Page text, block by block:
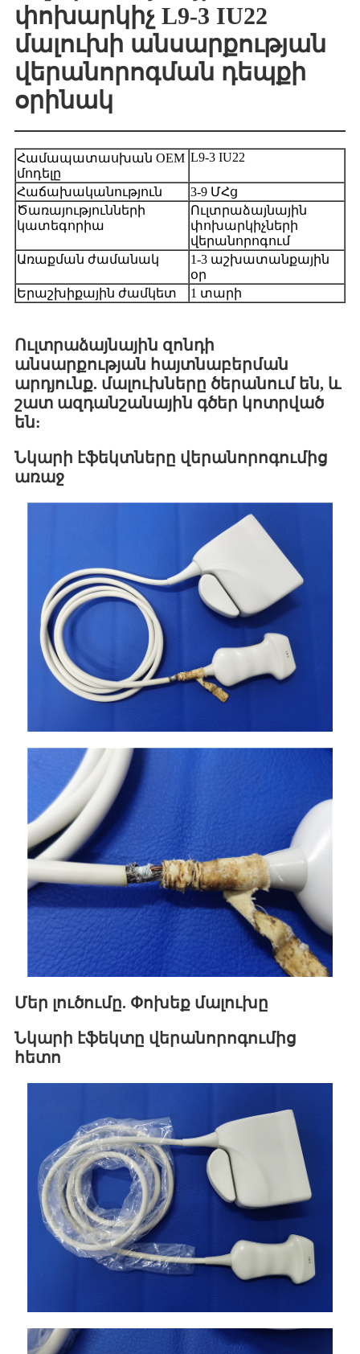
փոխարկիչ L9-3 IU22
մալուխի անսարքության
վերանորոգման դեպքի
օրինակ
Համապատասխան OEM
մոդելը
L9-3 IU22
Հաճախականություն
3-9 ՄՀց
Ծառայությունների
կատեգորիա
Ուլտրաձայնային
փոխարկիչների
վերանորոգում
Առաքման ժամանակ
1-3 աշխատանքային
օր
Երաշխիքային ժամկետ
1 տարի
Ուլտրաձայնային զոնդի
անսարքության հայտնաբերման
արդյունք. մալուխները ծերանում են, և
շատ ազդանշանային գծեր կոտրված
են:
Նկարի էֆեկտները վերանորոգումից
առաջ
Մեր լուծումը. Փոխեք մալուխը
Նկարի էֆեկտը վերանորոգումից
հետո